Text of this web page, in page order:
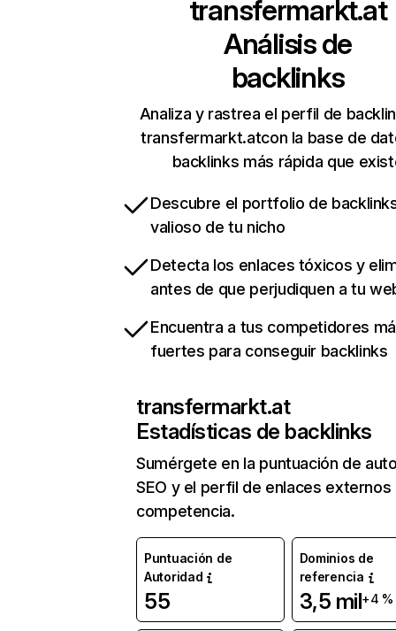
transfermarkt.at
Análisis de
backlinks
Analiza y rastrea el perfil de
transfermarkt.atcon la base de
backlinks más rápida que
Descubre el portfolio de
valioso de tu nicho
Detecta los enlaces tóxicos y
antes de que perjudiquen a tu
Encuentra a tus competidores
fuertes para conseguir backlinks
transfermarkt.at
Estadísticas de backlinks
Sumérgete en la puntuación de
SEO y el perfil de enlaces externos
competencia.
Puntuación de
Autoridad
55
Dominios de
referencia
3,5 mil+4 %